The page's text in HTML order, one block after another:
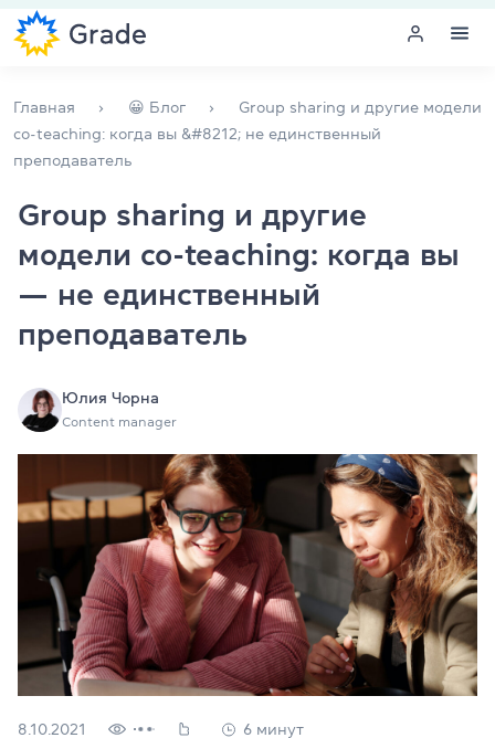
Курсы английского
Обучение для преподавателей
Подготовка к экзаменам
Больше о нас
уровень
Оставить заявку
Язык сайта RU UK
Главная 😀 Блог
Group sharing и другие модели
co-teaching: когда вы &#8212; не единственный
преподаватель
Group sharing и другие
модели co-teaching: когда вы
— не единственный
преподаватель
Юлия Чорна
Content manager
8.10.2021 6 минут